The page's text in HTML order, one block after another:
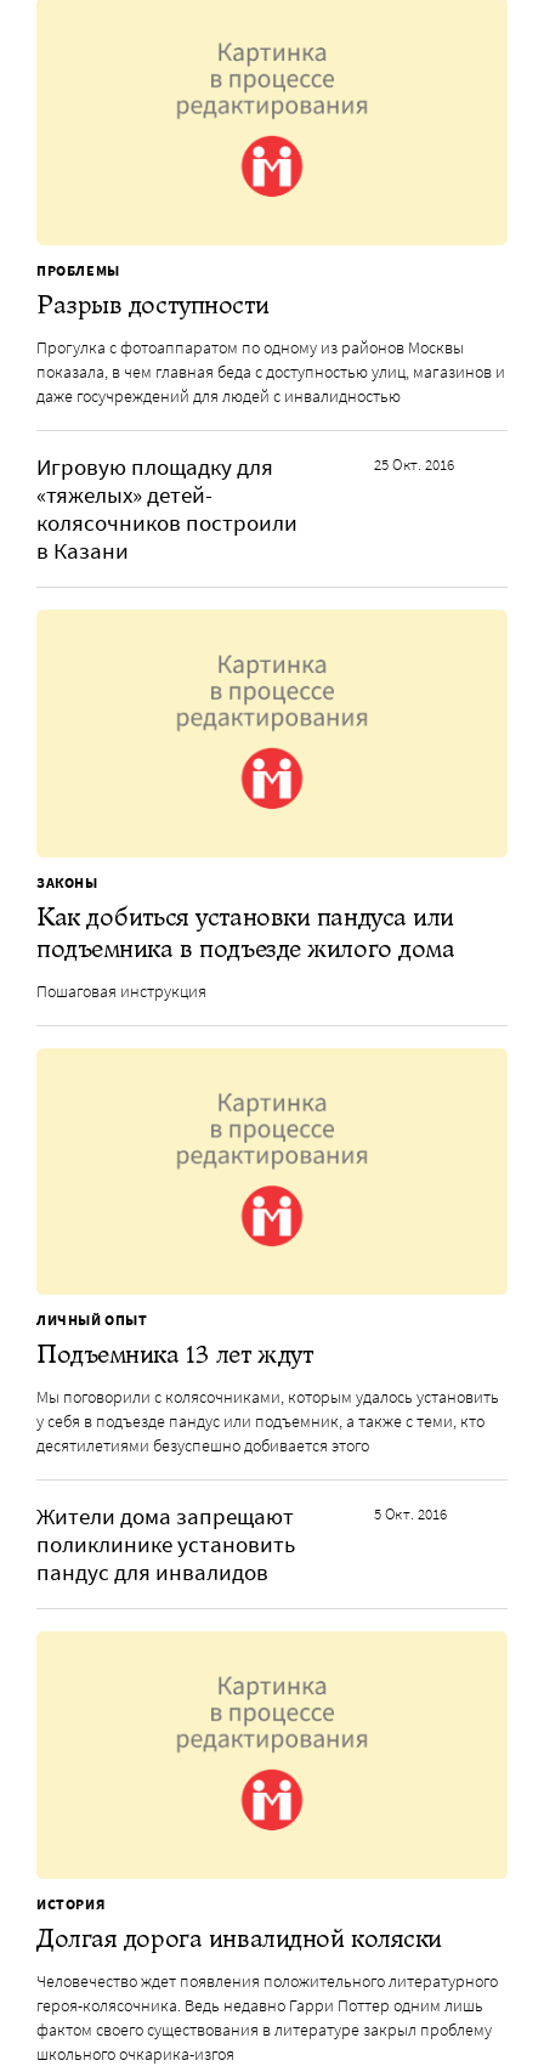
ПРОБЛЕМЫ
Разрыв доступности
Прогулка с фотоаппаратом по одному из районов Москвы
показала, в чем главная беда с доступностью улиц, магазинов и
даже госучреждений для людей с инвалидностью
Игровую площадку для
«тяжелых» детей-
колясочников построили
в Казани
25 Окт. 2016
ЗАКОНЫ
Как добиться установки пандуса или
подъемника в подъезде жилого дома
Пошаговая инструкция
ЛИЧНЫЙ ОПЫТ
Подъемника 13 лет ждут
Мы поговорили с колясочниками, которым удалось установить
у себя в подъезде пандус или подъемник, а также с теми, кто
десятилетиями безуспешно добивается этого
Жители дома запрещают
поликлинике установить
пандус для инвалидов
5 Окт. 2016
ИСТОРИЯ
Долгая дорога инвалидной коляски
Человечество ждет появления положительного литературного
героя-колясочника. Ведь недавно Гарри Поттер одним лишь
фактом своего существования в литературе закрыл проблему
школьного очкарика-изгоя